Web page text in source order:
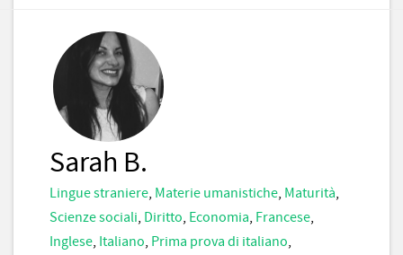
Sarah B.
Lingue straniere, Materie umanistiche, Maturità,
Scienze sociali, Diritto, Economia, Francese,
Inglese, Italiano, Prima prova di italiano,